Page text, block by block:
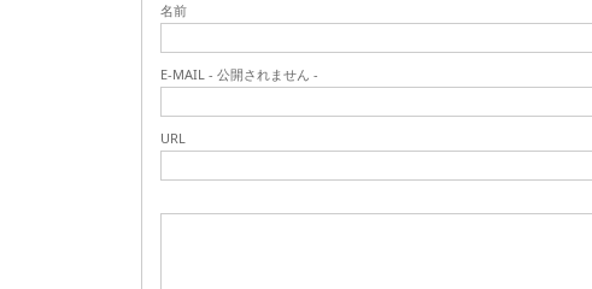
名前
E-MAIL - 公開されません -
URL